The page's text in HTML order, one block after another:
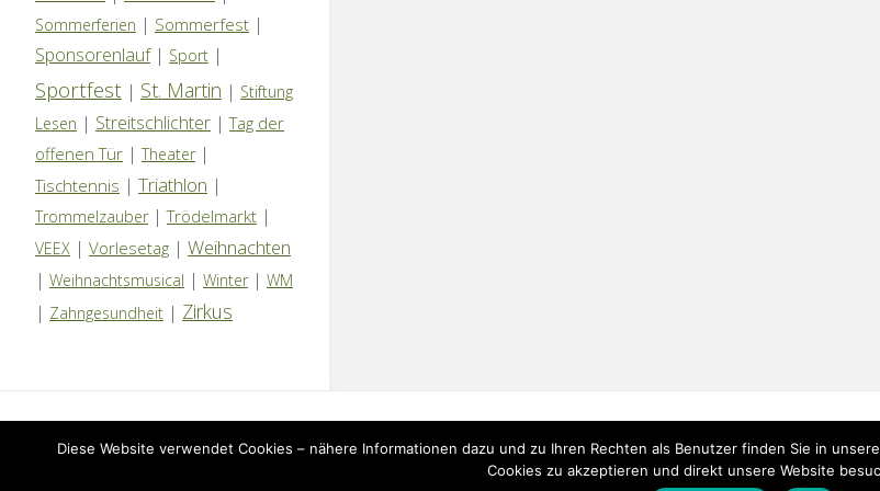
Sommerferien | Sommerfest |
Sponsorenlauf| Sport |
Sportfest | St. Martin | Stiftung
Lesen | Streitschlichter |Tag der
offenen Tür | Theater |
Tischtennis | Triathlon |
Trommelzauber |Trödelmarkt |
VEEX | Vorlesetag | Weihnachten
| Weihnachtsmusical | Winter | WM
| Zahngesundheit | Zirkus
IMPRESSUM | DATENSCHUTZERKLÄRUNG | NEWSFEED
Diese Website verwendet Cookies – nähere Informationen dazu und zu Ihren Rechten als Benutzer finden Sie in
Cookies zu akzeptieren und direkt unsere Website